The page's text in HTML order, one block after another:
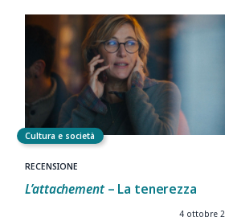
Cultura e società
RECENSIONE
L’attachement– La tenerezza
4 ottobre